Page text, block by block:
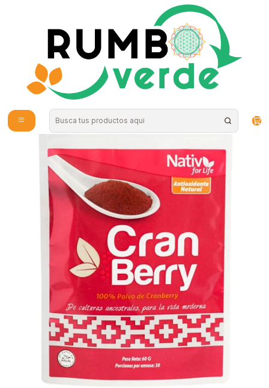
Envío gratis por compras sobre los 59.990 en la provincia de Santiago